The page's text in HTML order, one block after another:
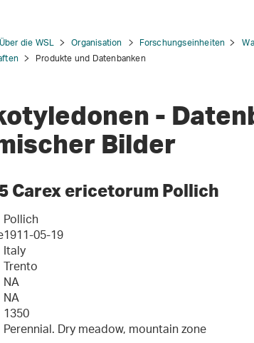
Über die WSL Organisation Forschungseinheiten
Produkte und Datenbanken
-
Bilder
Carex ericetorum Pollich
Pollich
1911-05-19
Italy
Trento
NA
NA
1350
Perennial. Dry meadow, mountain zone